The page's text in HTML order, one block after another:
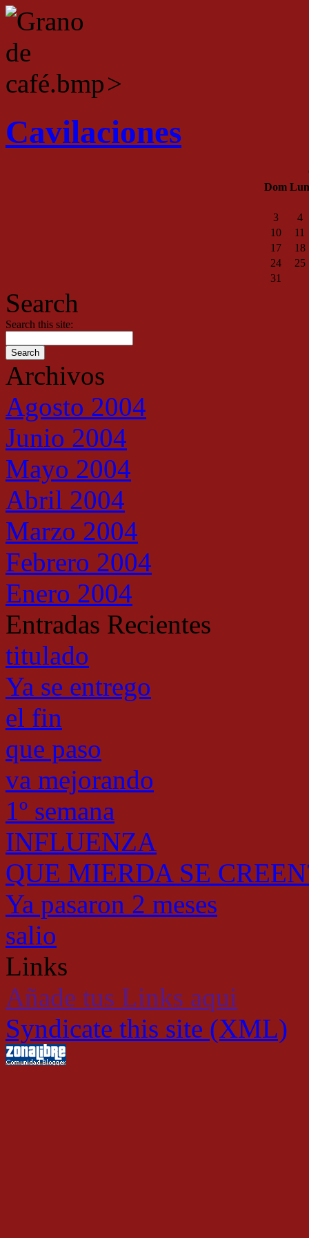
>
Cavilaciones
Dom Lun
3
4
10
11
17
18
24
25
31
Search
Search this site:
Archivos
Agosto 2004
Junio 2004
Mayo 2004
Abril 2004
Marzo 2004
Febrero 2004
Enero 2004
Entradas Recientes
titulado
Ya se entrego
el fin
que paso
va mejorando
1º semana
INFLUENZA
QUE MIERDA SE
Ya pasaron 2 meses
salio
Links
Añade tus Links aqui
Syndicate this site (XML)